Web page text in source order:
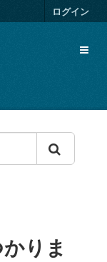
ログイン
りま